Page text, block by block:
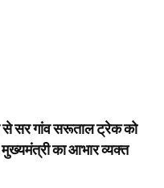
से सर गांव सरूताल ट्रेक को
का आभार व्यक्त